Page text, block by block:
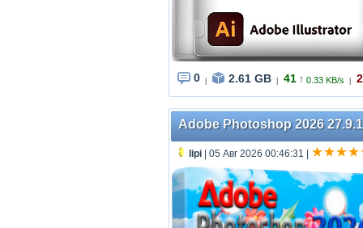
0 2.61 GB 41 ↑ 0.33 KB/s 2
Adobe Photoshop 2026
lipi | 05 Авг 2026 00:46:31